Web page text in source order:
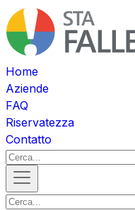
Home
Aziende
FAQ
Riservatezza
Contatto